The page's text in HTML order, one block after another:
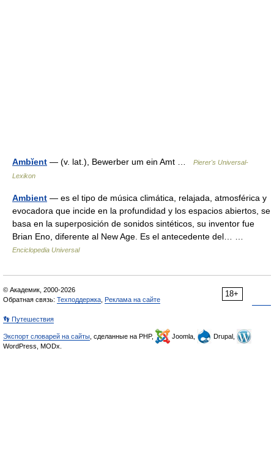
Ambĭent — (v. lat.), Bewerber um ein Amt …
Pierer's Universal-
Lexikon
Ambient — es el tipo de música climática, relajada, atmosférica y
evocadora que incide en la profundidad y los espacios abiertos, se
basa en la superposición de sonidos sintéticos, su inventor fue
Brian Eno, diferente al New Age. Es el antecedente del… …
Enciclopedia Universal
18+
© Академик, 2000-2026
Обратная связь: Техподдержка Реклама на сайте
👣 Путешествия
Экспорт словарей на сайты , сделанные на PHP, Joomla,
Drupal,
WordPress, MODx.